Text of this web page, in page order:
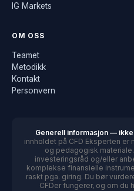
IG Markets
OM OSS
Teamet
Metodikk
Kontakt
Personvern
Generell informasjon —
innholdet på CFD Eksperten
og pedagogisk
investeringsråd og/eller
komplekse finansielle
raskt pga. giring. Du bør
CFDer fungerer, og om du